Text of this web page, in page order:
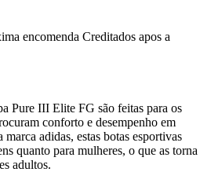
encomenda Creditados apos a
Pure III Elite FG são feitas para os
conforto e desempenho em
adidas, estas botas esportivas
quanto para mulheres, o que as torna
adultos.